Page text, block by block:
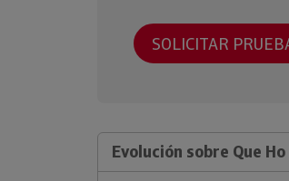
SOLICITAR
Evolución sobre Que